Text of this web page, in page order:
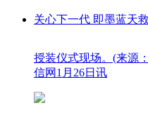
关心下一代 即墨蓝天
授装仪式现场。(来源
信网1月26日讯